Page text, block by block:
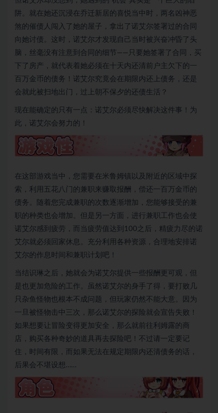
阱。就在她还沉浸在乔迁新居的喜悦当中时，两名凶神恶
煞的催债人闯入了她的屋子，拿出了诺艾尔签署过的合同
向她讨债。这时，诺艾尔才发现自己当时被兴奋冲昏了头
脑，丝毫没有注意到合同的细节——只要她签署了合同，买
下了房产，就代表着她必须在十天内还清前户主欠下的一
百万金币的债务！诺艾尔究竟会在期限内还上债务，还是
会就此被扫地出门，过上朝不保夕的还债生活？
现在能确定的只有一点：诺艾尔必须尽快解决这件事！为
此，诺艾尔会努力的！
在这部游戏当中，您需要在米鲁姆镇以及附近的区域中探
索，利用五花八门的兼职来赚取报酬，偿还一百万金币的
债务。随着您完成兼职的次数逐渐增加，您能够接受的兼
职的种类也会增加。但是另一方面，进行兼职工作也会使
诺艾尔感到疲劳，而当疲劳值达到100之后，精疲力尽的诺
艾尔就必须回家休息。充分利用各种资源，合理地安排诺
艾尔的作息时间和兼职计划吧！
当结识琳之后，她就会为诺艾尔提供一些报酬更可观，但
是也更加危险的工作。虽然诺艾尔的身手了得，要打败几
只杂鱼怪物也根本不成问题，但玩家仍然不能大意。因为
一旦被怪物击中三次，那么诺艾尔的探险就会宣告失败！
如果想要让冒险变得更加安全，那么就前往利姆露的商
店，购买各种奇妙的道具再去探险吧！不过请一定要记
住，时间有限，而如果无法在规定期限内还清债务的话，
后果会不堪设想……